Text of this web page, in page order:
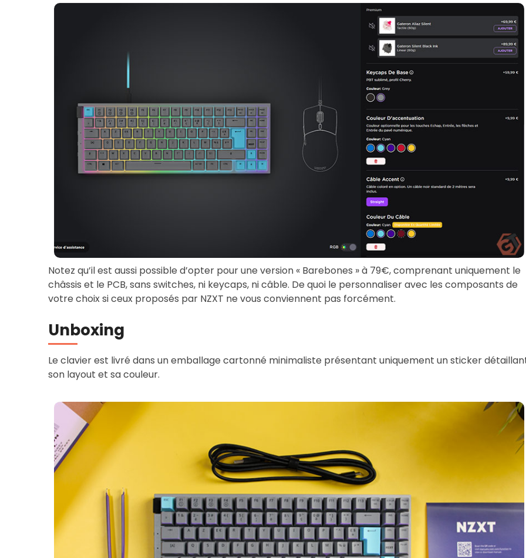
Notez qu’il est aussi possible d’opter pour une version « Barebones » à 79€, comprenant uniquement le
châssis et le PCB, sans switches, ni keycaps, ni câble. De quoi le personnaliser avec les composants de
votre choix si ceux proposés par NZXT ne vous conviennent pas forcément.
Unboxing
Le clavier est livré dans un emballage cartonné minimaliste présentant uniquement un sticker
son layout et sa couleur.